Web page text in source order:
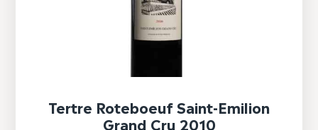
Tertre Roteboeuf Saint-Emilion
Grand Cru 2010